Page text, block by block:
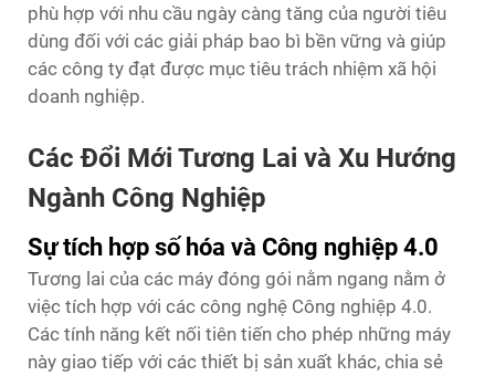
phù hợp với nhu cầu ngày càng tăng của người tiêu
dùng đối với các giải pháp bao bì bền vững và giúp
các công ty đạt được mục tiêu trách nhiệm xã hội
doanh nghiệp.
Các Đổi Mới Tương Lai và Xu Hướng
Ngành Công Nghiệp
Sự tích hợp số hóa và Công nghiệp 4.0
Tương lai của các máy đóng gói nằm ngang nằm ở
việc tích hợp với các công nghệ Công nghiệp 4.0.
Các tính năng kết nối tiên tiến cho phép những máy
này giao tiếp với các thiết bị sản xuất khác, chia sẻ